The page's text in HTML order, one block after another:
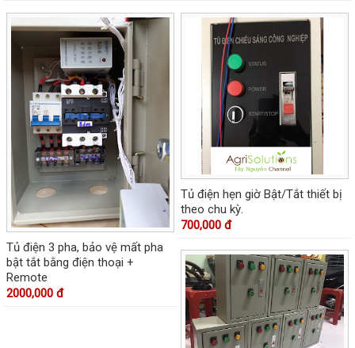
Tủ điện 3 pha, bảo vệ mất pha
bật tắt bằng điện thoại +
Remote
2000,000 đ
Tủ điện hẹn giờ Bật/Tắt thiết bị
theo chu kỳ.
700,000 đ